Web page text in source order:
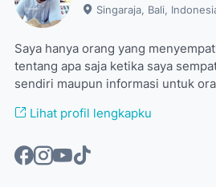
Singaraja, Bali,
Saya hanya orang yang
tentang apa saja ketika saya
sendiri maupun informasi untuk
Lihat profil lengkapku